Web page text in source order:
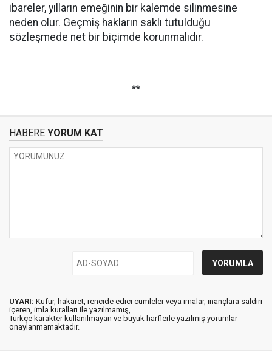
ibareler, yılların emeğinin bir kalemde silinmesine
neden olur. Geçmiş hakların saklı tutulduğu
sözleşmede net bir biçimde korunmalıdır.
**
HABERE YORUM KAT
UYARI: Küfür, hakaret, rencide edici cümleler veya imalar, inançlara saldırı
içeren, imla kuralları ile yazılmamış,
Türkçe karakter kullanılmayan ve büyük harflerle yazılmış yorumlar
onaylanmamaktadır.